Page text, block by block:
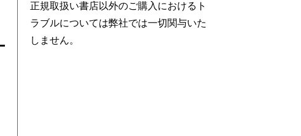
正規取扱い書店以外のご購入におけるト
ラブルについては弊社では一切関与いた
しません。